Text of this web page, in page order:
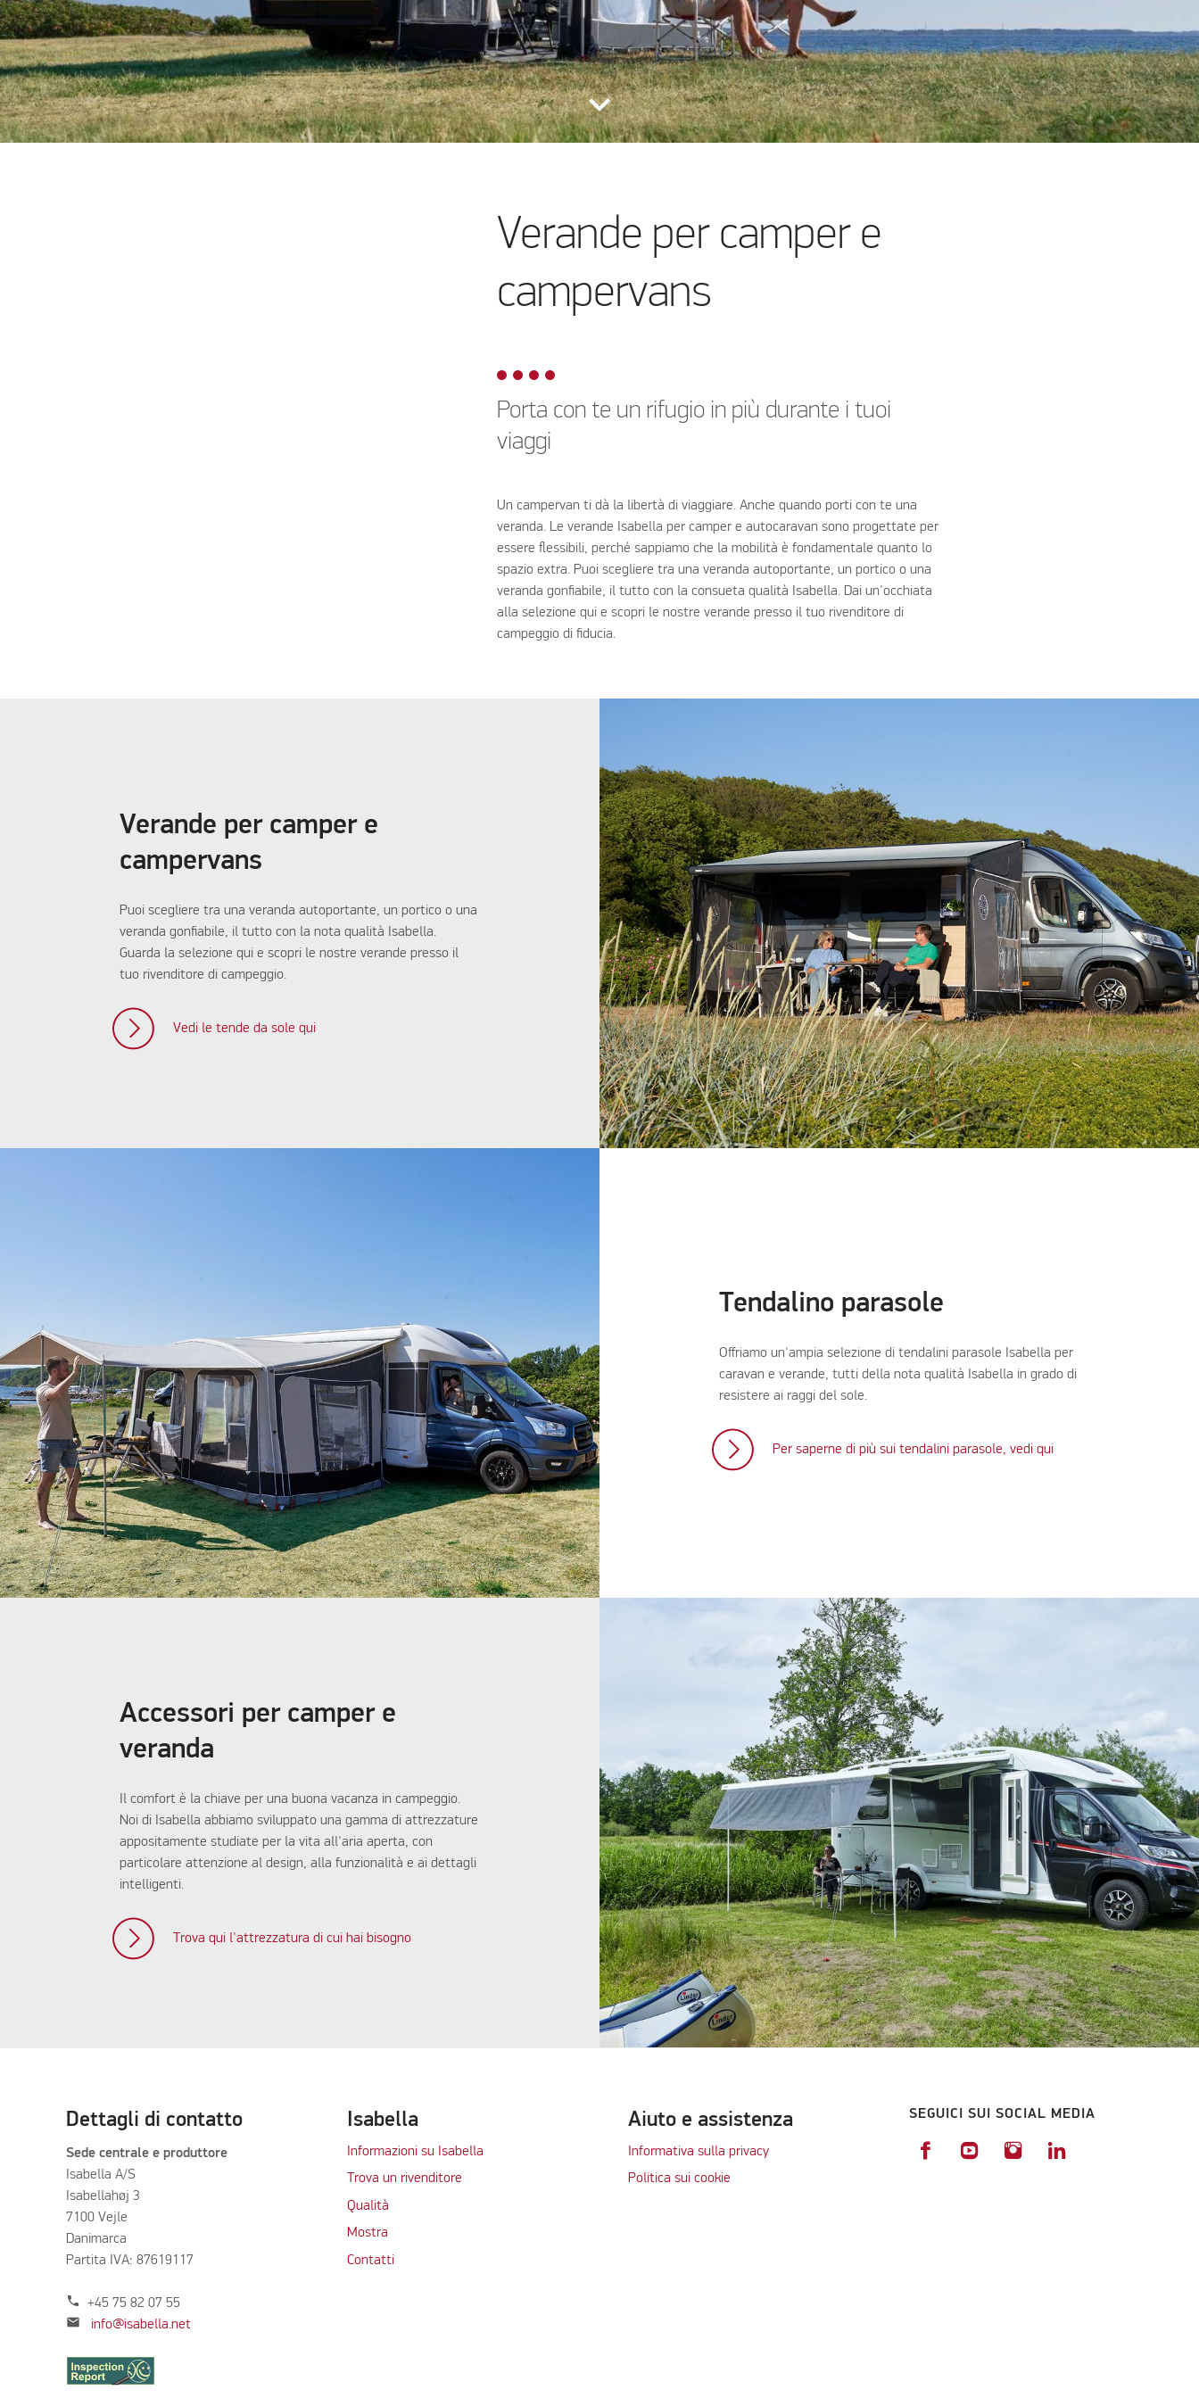
keyboard_arrow_down
Verande per camper e
campervans
Porta con te un rifugio in più durante i tuoi
viaggi
Un campervan ti dà la libertà di viaggiare. Anche quando porti con te una
veranda. Le verande Isabella per camper e autocaravan sono progettate per
essere flessibili, perché sappiamo che la mobilità è fondamentale quanto lo
spazio extra. Puoi scegliere tra una veranda autoportante, un portico o una
veranda gonfiabile, il tutto con la consueta qualità Isabella. Dai un'occhiata
alla selezione qui e scopri le nostre verande presso il tuo rivenditore di
campeggio di fiducia.
Verande per camper e
campervans
Puoi scegliere tra una veranda autoportante, un portico o una
veranda gonfiabile, il tutto con la nota qualità Isabella.
Guarda la selezione qui e scopri le nostre verande presso il
tuo rivenditore di campeggio.
Vedi le tende da sole qui
Tendalino parasole
Offriamo un'ampia selezione di tendalini parasole Isabella per
caravan e verande, tutti della nota qualità Isabella in grado di
resistere ai raggi del sole.
Per saperne di più sui tendalini parasole, vedi qui
Accessori per camper e
veranda
Il comfort è la chiave per una buona vacanza in campeggio.
Noi di Isabella abbiamo sviluppato una gamma di attrezzature
appositamente studiate per la vita all'aria aperta, con
particolare attenzione al design, alla funzionalità e ai dettagli
intelligenti.
Trova qui l'attrezzatura di cui hai bisogno
Dettagli di contatto
Sede centrale e produttore
Isabella A/S
Isabellahøj 3
7100 Vejle
Danimarca
Partita IVA: 87619117
phone +45 75 82 07 55
mail info@isabella.net
Isabella
Informazioni su Isabella
Trova un rivenditore
Qualità
Mostra
Contatti
Aiuto e assistenza
Informativa sulla privacy
Politica sui cookie
SEGUICI SUI SOCIAL MEDIA